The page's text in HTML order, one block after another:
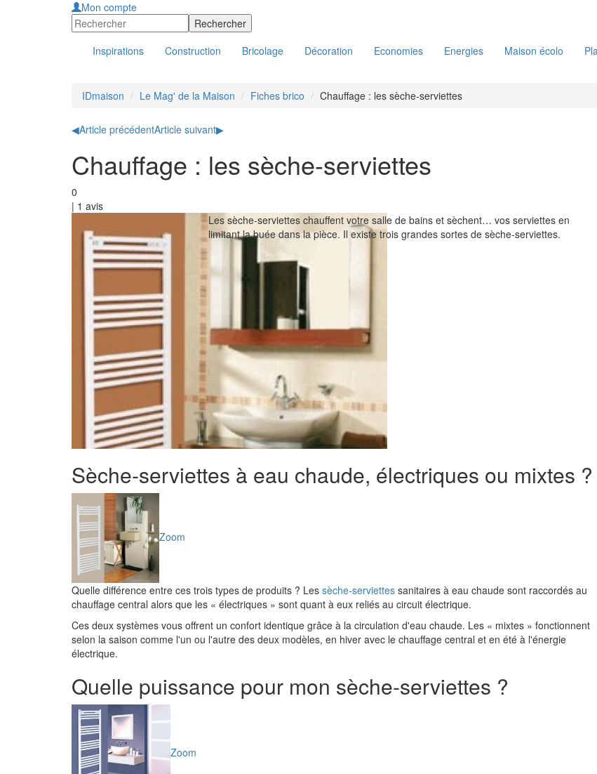
Mon compte
Inspirations Construction Bricolage Décoration Economies Energies Maison écolo
IDmaison Le Mag' de la Maison Fiches brico Chauffage : les sèche-serviettes
◀Article précédentArticle suivant▶
Chauffage : les sèche-serviettes
0
| 1 avis
Les sèche-serviettes chauffent votre salle de bains et sèchent… vos serviettes en
limitant la buée dans la pièce. Il existe trois grandes sortes de sèche-serviettes.
Sèche-serviettes à eau chaude, électriques ou mixtes ?
Zoom
Quelle différence entre ces trois types de produits ? Les sèche-serviettes sanitaires à eau chaude sont raccordés au
chauffage central alors que les « électriques » sont quant à eux reliés au circuit électrique.
Ces deux systèmes vous offrent un confort identique grâce à la circulation d'eau chaude. Les « mixtes » fonctionnent
selon la saison comme l'un ou l'autre des deux modèles, en hiver avec le chauffage central et en été à l'énergie
électrique.
Quelle puissance pour mon sèche-serviettes ?
Zoom